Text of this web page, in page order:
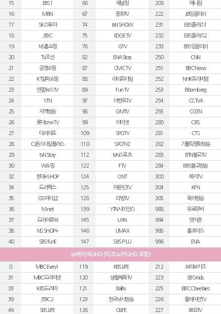
15
EBS1
16
MBN
17
SK스토아
18
JTBC
19
NS홈쇼핑
20
TV조선
21
공영쇼핑
22
KT알파쇼핑
23
연합뉴스TV
24
YTN
25
지역방송
26
롯데 one TV
27
더라이프
28
CJ온스타일플러스
29
tvN Story
30
W쇼핑
32
현대+SHOP
34
드라맥스
35
GS마이샵
36
M.net
37
드라마큐브
38
NS SHOP+
40
SBS funE
66
채널칭
67
중화TV
74
tvN SHOW
75
EDGE TV
78
GTV
82
ENA Story
87
CMC TV
88
라이프타임
89
Fun TV
97
이벤트TV
98
GMTV
99
아이넷
109
SPOTV
110
SPOTV2
112
tvN스포츠
122
FTV
124
ONT
125
마운틴TV
128
리빙TV
139
YTN사이언스
145
UXN
146
UMAX
147
SBS F!L U
206
애니원
222
JEI잉글리쉬
231
EBS플러스1
232
EBS플러스2
233
EBS잉글리쉬
250
CNN
251
BBC News
252
NHK프리미엄
253
Bloomberg
254
CCTV4
255
CGTN
280
CBS
281
CTS
282
가톨릭평화방송
283
BTN불교TV
284
BBS불교방송
300
복지TV
304
KFN
305
육아방송
988
유로무비
994
엣지온
995
홈초이스
996
ENA
뉴베이직UHD (이코노미UHD 포함)
0
MBC Every1
31
MBC드라마넷
33
KBS드라마
39
JTBC2
49
SBS LIFE
119
KBS LIFE
120
생활체육TV
121
Ball tv
123
한국낚시방송
126
OLIFE
212
브라보키즈
223
EBS Kids
225
BBC Cbeebies
226
플레이런TV
227
뽀요TV